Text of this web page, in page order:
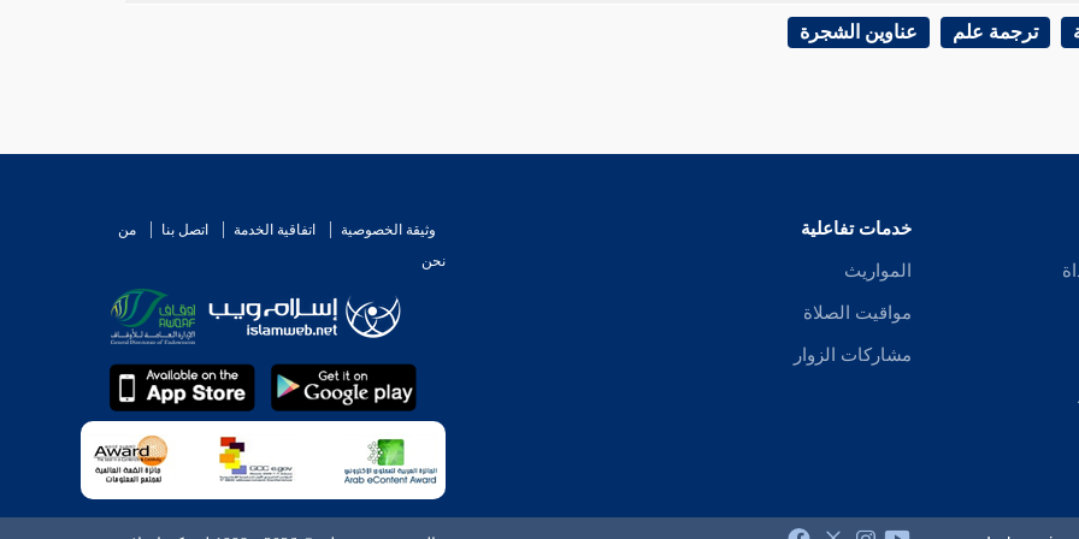
ترجمة علم عناوين الشجرة
خدمات تفاعلية
المواريث
مواقيت الصلاة
مشاركات الزوار
وثيقة الخصوصية اتفاقية الخدمة اتصل بنا
من
نحن